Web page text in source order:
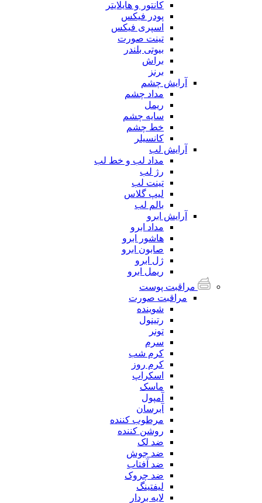
کانتور و هایلایتر
پودر فیکس
اسپری فیکس
تینت صورت
بیوتی بلندر
براش
برنز
آرایش چشم
مداد چشم
ریمل
سایه چشم
خط چشم
کانسیلر
آرایش لب
مداد لب و خط لب
رژ لب
تینت لب
لیپ گلاس
بالم لب
آرایش ابرو
مداد ابرو
هاشور ابرو
صابون ابرو
ژل ابرو
ریمل ابرو
مراقبت پوست
مراقبت صورت
شوینده
رتینول
تونر
سرم
کرم شب
کرم روز
اسکراپ
ماسک
آمپول
آبرسان
مرطوب کننده
روشن کننده
ضد لک
ضد جوش
ضد آفتاب
ضد چروک
لیفتینگ
لایه بردار